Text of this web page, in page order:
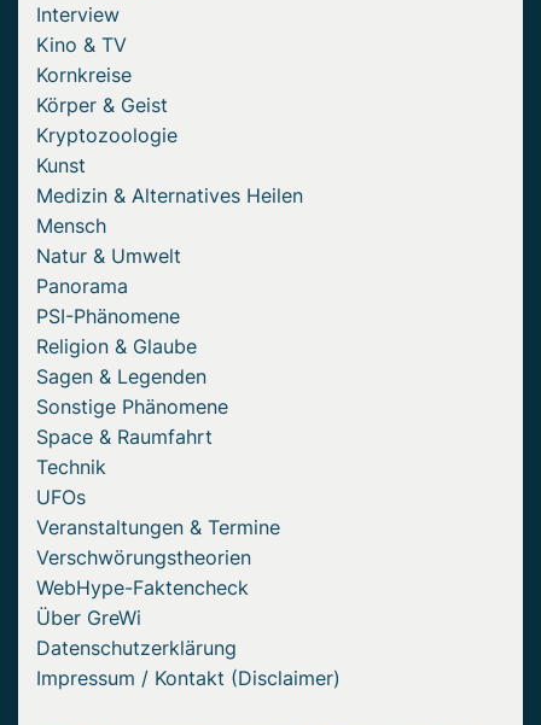
Interview
Kino & TV
Kornkreise
Körper & Geist
Kryptozoologie
Kunst
Medizin & Alternatives Heilen
Mensch
Natur & Umwelt
Panorama
PSI-Phänomene
Religion & Glaube
Sagen & Legenden
Sonstige Phänomene
Space & Raumfahrt
Technik
UFOs
Veranstaltungen & Termine
Verschwörungstheorien
WebHype-Faktencheck
Über GreWi
Datenschutzerklärung
Impressum / Kontakt (Disclaimer)